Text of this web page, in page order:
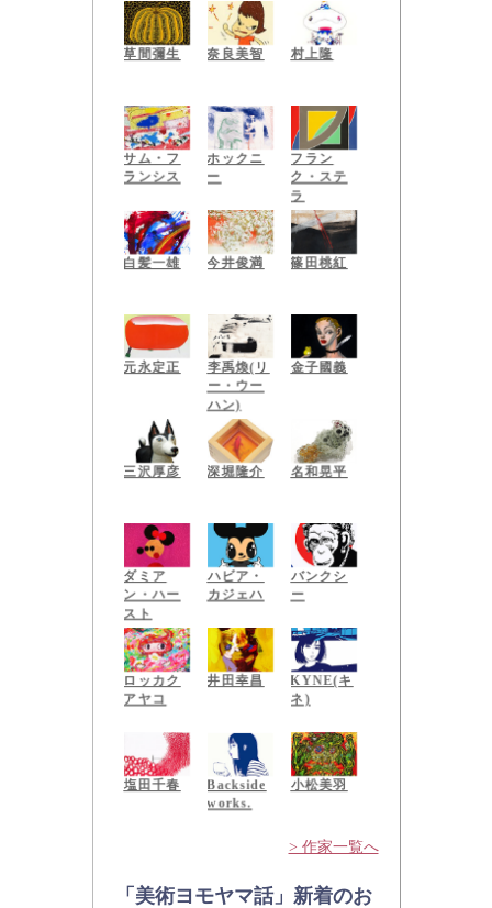
ーホル
サム・フ
ホックニ
フラン
ク・ステ
ラ
李禹煥(リ
ー・ウー
ハン)
ダミア
ン・ハー
スト
ハビア・
バンクシ
ロッカク
KYNE(キ
Backside